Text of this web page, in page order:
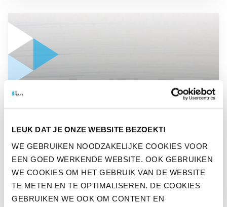
LEUK DAT JE ONZE WEBSITE BEZOEKT!
WE GEBRUIKEN NOODZAKELIJKE COOKIES VOOR
EEN GOED WERKENDE WEBSITE. OOK GEBRUIKEN
WE COOKIES OM HET GEBRUIK VAN DE WEBSITE
TE METEN EN TE OPTIMALISEREN. DE COOKIES
GEBRUIKEN WE OOK OM CONTENT EN
BOOST JE IMMUUNSYSTEEM
MET ZWEMMEN IN
NATUURWATER
NIEUWS